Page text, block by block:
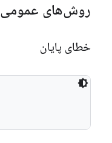
روش‌های عمومی
خطای پایان